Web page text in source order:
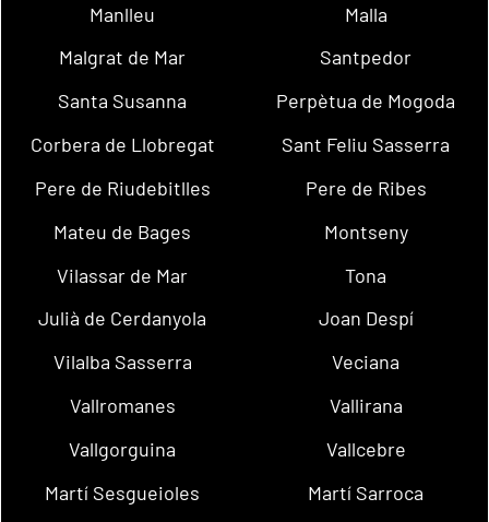
Manlleu
Malla
Malgrat de Mar
Santpedor
Santa Susanna
Perpètua de Mogoda
Corbera de Llobregat
Sant Feliu Sasserra
Pere de Riudebitlles
Pere de Ribes
Mateu de Bages
Montseny
Vilassar de Mar
Tona
Julià de Cerdanyola
Joan Despí
Vilalba Sasserra
Veciana
Vallromanes
Vallirana
Vallgorguina
Vallcebre
Martí Sesgueioles
Martí Sarroca